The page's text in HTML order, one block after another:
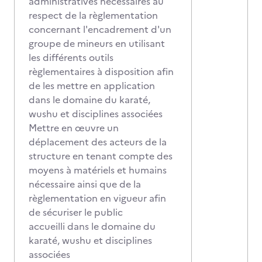
respect de la règlementation
concernant l'encadrement d'un
groupe de mineurs en utilisant
les différents outils
règlementaires à disposition afin
de les mettre en application
dans le domaine du karaté,
wushu et disciplines associées
Mettre en œuvre un
déplacement des acteurs de la
structure en tenant compte des
moyens à matériels et humains
nécessaire ainsi que de la
règlementation en vigueur afin
de sécuriser le public
accueilli dans le domaine du
karaté, wushu et disciplines
associées